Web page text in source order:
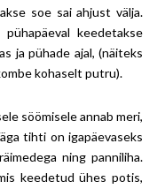
soe sai ahjust välja.
keedetakse
ja pühade ajal, (näiteks
kohaselt putru).
söömisele annab meri,
tihti on igapäevaseks
ning panniliha.
keedetud ühes potis,